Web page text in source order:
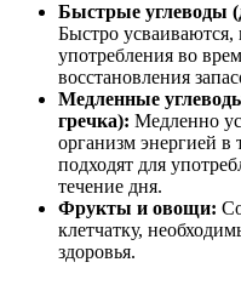
Быстрые углеводы
Быстро усваиваются,
употребления во
восстановления
Медленные
гречка): Медленно
организм энергией в
подходят для
течение дня.
Фрукты и овощи:
клетчатку,
здоровья.